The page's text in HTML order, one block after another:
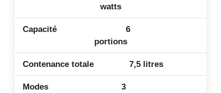
watts
6
portions
7,5 litres
3